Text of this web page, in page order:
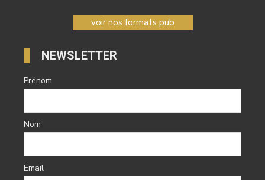
voir nos formats pub
NEWSLETTER
Prénom
Nom
Email